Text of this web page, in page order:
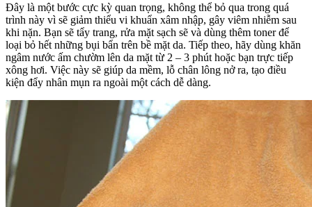
Đây là một bước cực kỳ quan trọng, không thể bỏ qua trong quá
trình này vì sẽ giảm thiểu vi khuẩn xâm nhập, gây viêm nhiễm sau
khi nặn. Bạn sẽ tẩy trang, rửa mặt sạch sẽ và dùng thêm toner để
loại bỏ hết những bụi bẩn trên bề mặt da. Tiếp theo, hãy dùng khăn
ngâm nước ấm chườm lên da mặt từ 2 – 3 phút hoặc bạn trực tiếp
xông hơi. Việc này sẽ giúp da mềm, lỗ chân lông nở ra, tạo điều
kiện đẩy nhân mụn ra ngoài một cách dễ dàng.